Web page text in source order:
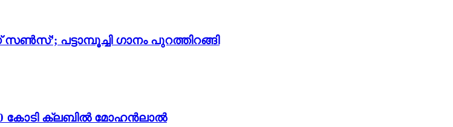
പട്ടാമ്പൂച്ചി ഗാനം പുറത്തിറങ്ങി
കോടി ക്ലബിൽ മോഹൻലാൽ